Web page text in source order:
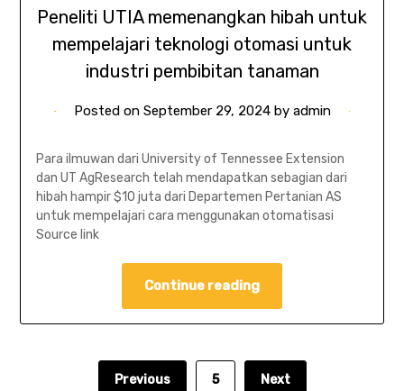
Peneliti UTIA memenangkan hibah untuk
mempelajari teknologi otomasi untuk
industri pembibitan tanaman
Posted on September 29, 2024by admin
Para ilmuwan dari University of Tennessee Extension
dan UT AgResearch telah mendapatkan sebagian dari
hibah hampir $10 juta dari Departemen Pertanian AS
untuk mempelajari cara menggunakan otomatisasi
Source link
Continue reading
Previous 5 Next